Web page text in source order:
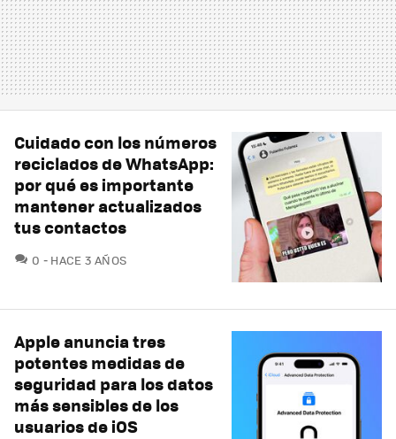
Cuidado con los números
reciclados de WhatsApp:
por qué es importante
mantener actualizados
tus contactos
0 COMENTARIOS
HACE 3 AÑOS
Apple anuncia tres
potentes medidas de
seguridad para los datos
más sensibles de los
usuarios de iOS